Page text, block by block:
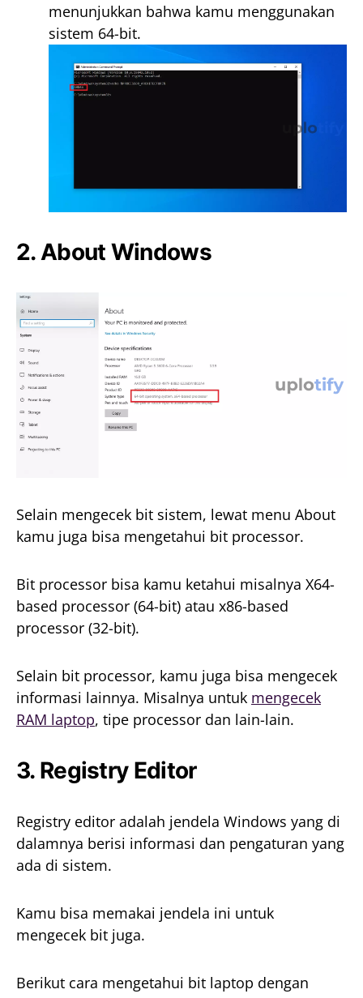
menunjukkan bahwa kamu menggunakan
sistem 64-bit.
2. About Windows
Selain mengecek bit sistem, lewat menu About
kamu juga bisa mengetahui bit processor.
Bit processor bisa kamu ketahui misalnya X64-
based processor (64-bit) atau x86-based
processor (32-bit).
Selain bit processor, kamu juga bisa mengecek
informasi lainnya. Misalnya untuk mengecek
RAM laptop, tipe processor dan lain-lain.
3. Registry Editor
Registry editor adalah jendela Windows yang di
dalamnya berisi informasi dan pengaturan yang
ada di sistem.
Kamu bisa memakai jendela ini untuk
mengecek bit juga.
Berikut cara mengetahui bit laptop dengan